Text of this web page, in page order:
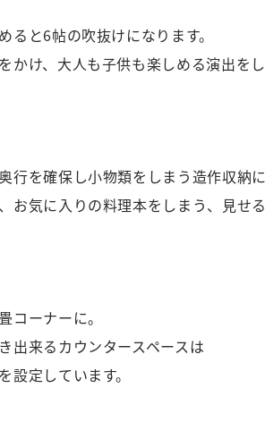
ると6帖の吹抜けになります。
かけ、大人も子供も楽しめる演出をし
行を確保し小物類をしまう造作収納に
お気に入りの料理本をしまう、見せ
コーナーに。
出来るカウンタースペースは
設定しています。